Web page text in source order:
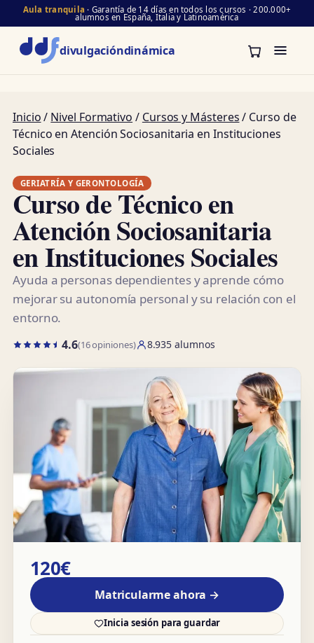
Aula tranquila · Garantía de 14 días en todos los cursos · 200.000+
alumnos en España, Italia y Latinoamérica
divulgacióndinámica
Inicio/ Nivel Formativo / Cursos y Másteres/ Curso de
Técnico en Atención Sociosanitaria en Instituciones
Sociales
GERIATRÍA Y GERONTOLOGÍA
Curso de Técnico en
Atención Sociosanitaria
en Instituciones Sociales
Ayuda a personas dependientes y aprende cómo
mejorar su autonomía personal y su relación con el
entorno.
4.6(16 opiniones) 8.935 alumnos
120€
Matricularme ahora →
Inicia sesión para guardar